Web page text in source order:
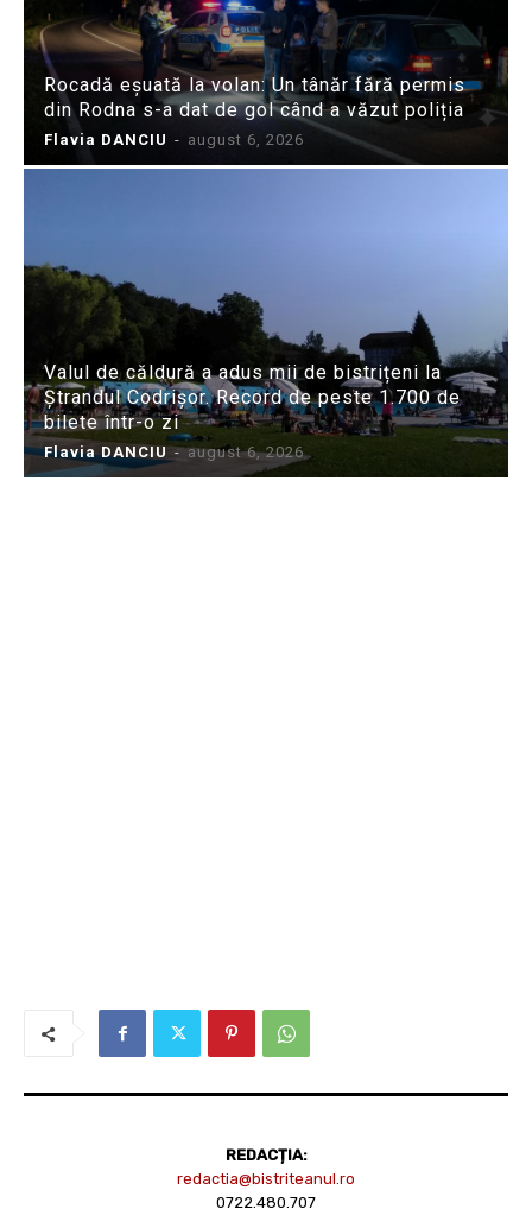
Rocadă eșuată la volan: Un tânăr fără permis
din Rodna s-a dat de gol când a văzut poliția
Flavia DANCIU - august 6, 2026
Valul de căldură a adus mii de bistrițeni la
Ștrandul Codrișor. Record de peste 1.700 de
bilete într-o zi
Flavia DANCIU - august 6, 2026
REDACȚIA:
redactia@bistriteanul.ro
0722.480.707